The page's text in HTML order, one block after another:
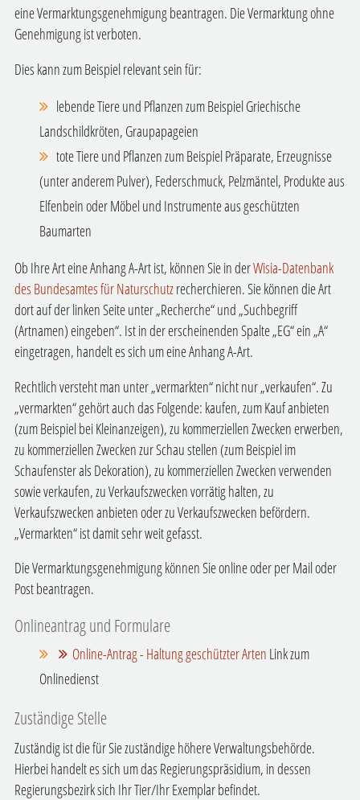
eine Vermarktungsgenehmigung beantragen. Die Vermarktung ohne
Genehmigung ist verboten.
Dies kann zum Beispiel relevant sein für:
lebende Tiere und Pflanzenzum BeispielGriechische
Landschildkröten, Graupapageien
tote Tiere und Pflanzenzum BeispielPräparate, Erzeugnisse
(unter anderem Pulver), Federschmuck, Pelzmäntel, Produkte aus
Elfenbein oder Möbel und Instrumente aus geschützten
Baumarten
Ob Ihre Art eine Anhang A-Art ist, können Sie in derWisia-Datenbank
des Bundesamtes für Naturschutzrecherchieren. Sie können die Art
dort auf der linken Seite unter „Recherche“ und „Suchbegriff
(Artnamen) eingeben“. Ist in der erscheinenden Spalte „EG“ ein „A“
eingetragen, handelt es sich um eine Anhang A-Art.
Rechtlich versteht man unter „vermarkten“ nicht nur „verkaufen“. Zu
„vermarkten“ gehört auch das Folgende: kaufen, zum Kauf anbieten
(zum Beispielbei Kleinanzeigen), zu kommerziellen Zwecken erwerben,
zu kommerziellen Zwecken zur Schau stellen (zum Beispielim
Schaufenster als Dekoration), zu kommerziellen Zwecken verwenden
sowie verkaufen, zu Verkaufszwecken vorrätig halten, zu
Verkaufszwecken anbieten oder zu Verkaufszwecken befördern.
„Vermarkten“ ist damit sehr weit gefasst.
Die Vermarktungsgenehmigung können Sie online oder per Mail oder
Post beantragen.
Onlineantrag und Formulare
Online-Antrag - Haltung geschützter Arten Link zum
Onlinedienst
Zuständige Stelle
Zuständig ist die für Sie zuständige höhere Verwaltungsbehörde.
Hierbei handelt es sich um das Regierungspräsidium, in dessen
Regierungsbezirk sich Ihr Tier/Ihr Exemplar befindet.